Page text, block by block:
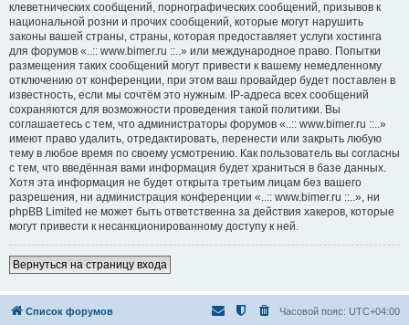
клеветнических сообщений, порнографических сообщений, призывов к
национальной розни и прочих сообщений, которые могут нарушить
законы вашей страны, страны, которая предоставляет услуги хостинга
для форумов «..:: www.bimer.ru ::..» или международное право. Попытки
размещения таких сообщений могут привести к вашему немедленному
отключению от конференции, при этом ваш провайдер будет поставлен в
известность, если мы сочтём это нужным. IP-адреса всех сообщений
сохраняются для возможности проведения такой политики. Вы
соглашаетесь с тем, что администраторы форумов «..:: www.bimer.ru ::..»
имеют право удалить, отредактировать, перенести или закрыть любую
тему в любое время по своему усмотрению. Как пользователь вы согласны
с тем, что введённая вами информация будет храниться в базе данных.
Хотя эта информация не будет открыта третьим лицам без вашего
разрешения, ни администрация конференции «..:: www.bimer.ru ::..», ни
phpBB Limited не может быть ответственна за действия хакеров, которые
могут привести к несанкционированному доступу к ней.
Вернуться на страницу входа
Список форумов Часовой пояс: UTC+04:00